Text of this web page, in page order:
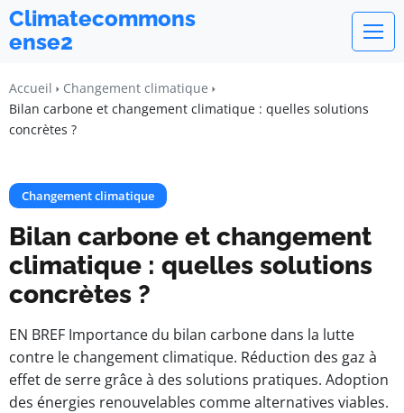
Climatecommons
ense2
Accueil
Changement climatique
Bilan carbone et changement climatique : quelles solutions
concrètes ?
Changement climatique
Bilan carbone et changement
climatique : quelles solutions
concrètes ?
EN BREF Importance du bilan carbone dans la lutte
contre le changement climatique. Réduction des gaz à
effet de serre grâce à des solutions pratiques. Adoption
des énergies renouvelables comme alternatives viables.